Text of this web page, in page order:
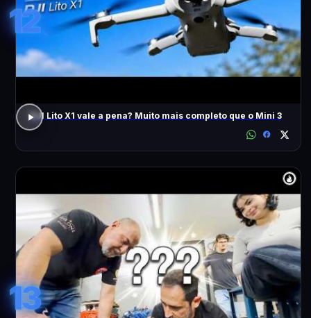
12
DJI Lito X1 vale a pena? Muito mais completo que o Mini 3
13